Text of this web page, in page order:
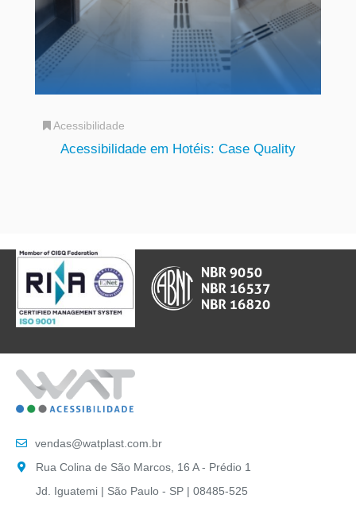
Acessibilidade
Acessibilidade em Hotéis: Case Quality
vendas@watplast.com.br
Rua Colina de São Marcos, 16 A - Prédio 1
Jd. Iguatemi | São Paulo - SP | 08485-525